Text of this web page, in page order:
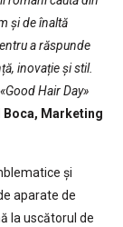
și de înaltă
a răspunde
inovație și stil.
Hair Day»
Boca, Marketing
și
aparate de
la uscătorul de